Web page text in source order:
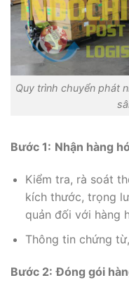
Quy trình chuyển phát
Bước 1: Nhận hàng
Kiểm tra, rà soát
kích thước, trọng
quản đối với hàng
Thông tin chứng
Bước 2: Đóng gói